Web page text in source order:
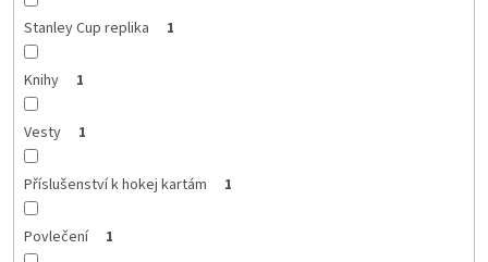
Stanley Cup replika 1
Knihy 1
Vesty 1
Příslušenství k hokej kartám 1
Povlečení 1